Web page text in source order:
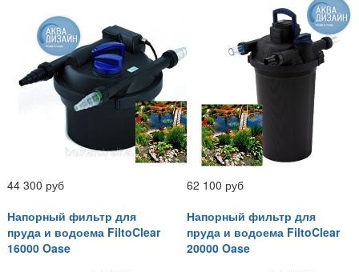
44 300 руб
62 100 руб
Напорный фильтр для
пруда и водоема FiltoClear
16000 Oase
Напорный фильтр для
пруда и водоема FiltoClear
20000 Oase